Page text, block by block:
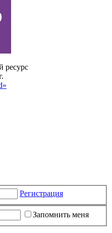
ресурс
Регистрация
Запомнить меня